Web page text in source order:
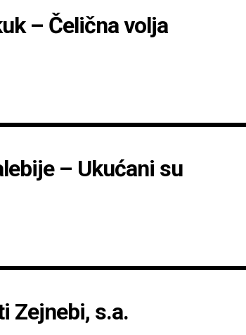
– Čelična volja
– Ukućani su
Zejnebi, s.a.